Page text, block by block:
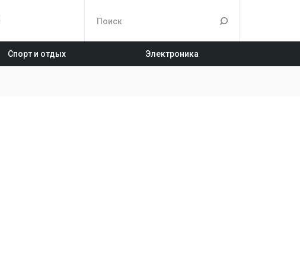
Спорт и отдых Электроника